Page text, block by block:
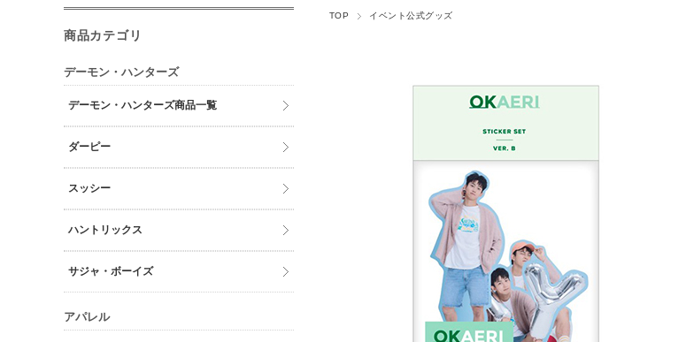
TOP イベント公式グッズ
商品カテゴリ
デーモン・ハンターズ
デーモン・ハンターズ商品一覧
ダーピー
スッシー
ハントリックス
サジャ・ボーイズ
アパレル